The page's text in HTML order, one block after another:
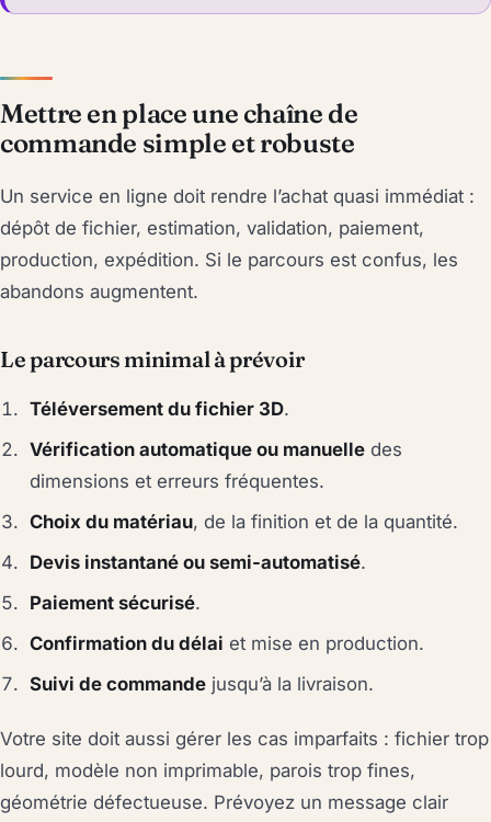
Mettre en place une chaîne de
commande simple et robuste
Un service en ligne doit rendre l’achat quasi immédiat :
dépôt de fichier, estimation, validation, paiement,
production, expédition. Si le parcours est confus, les
abandons augmentent.
Le parcours minimal à prévoir
Téléversement du fichier 3D.
Vérification automatique ou manuelle des
dimensions et erreurs fréquentes.
Choix du matériau, de la finition et de la quantité.
Devis instantané ou semi-automatisé.
Paiement sécurisé.
Confirmation du délai et mise en production.
Suivi de commande jusqu’à la livraison.
Votre site doit aussi gérer les cas imparfaits : fichier trop
lourd, modèle non imprimable, parois trop fines,
géométrie défectueuse. Prévoyez un message clair